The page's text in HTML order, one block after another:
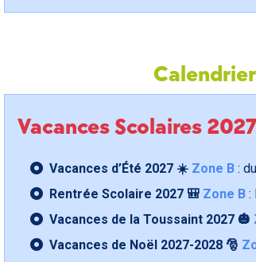
Vacances Scolaires
Vacances d’Été 2027 ☀️ Zone B:
Rentrée Scolaire 2027 🎒 Zone B:
Vacances de la Toussaint 2027 🎃
Vacances de Noël 2027-2028 🎅